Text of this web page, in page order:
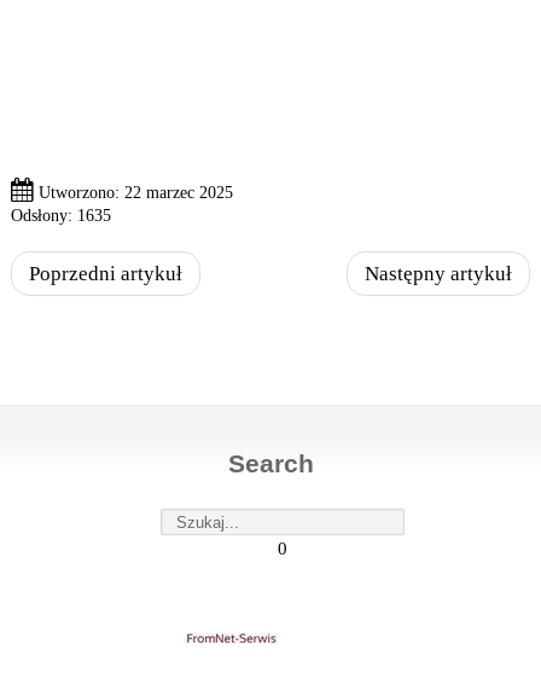
Utworzono: 22 marzec 2025
Odsłony: 1635
Poprzedni artykuł Następny artykuł
Search
0